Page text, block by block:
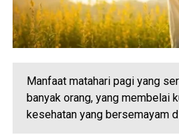
Manfaat matahari pagi yang
banyak orang, yang membelai
kesehatan yang bersemayam